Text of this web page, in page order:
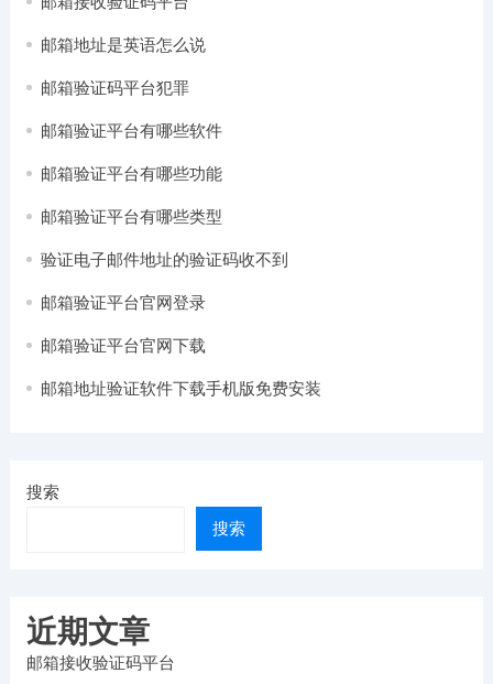
邮箱地址是英语怎么说
邮箱验证码平台犯罪
邮箱验证平台有哪些软件
邮箱验证平台有哪些功能
邮箱验证平台有哪些类型
验证电子邮件地址的验证码收不到
邮箱验证平台官网登录
邮箱验证平台官网下载
邮箱地址验证软件下载手机版免费安装
搜索
搜索
近期文章
邮箱接收验证码平台